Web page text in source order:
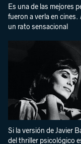
Es una de las mejores
fueron a verla en
un rato sensacional
Si la versión de Javier
del thriller psicológico